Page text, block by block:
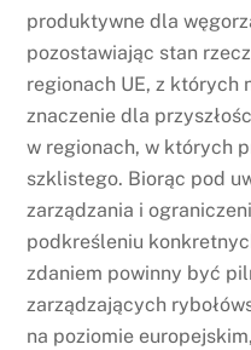
produktywne dla
pozostawiając stan
regionach UE, z których
znaczenie dla
w regionach, w których
szklistego. Biorąc pod
zarządzania i
podkreśleniu
zdaniem powinny być
zarządzających
na poziomie